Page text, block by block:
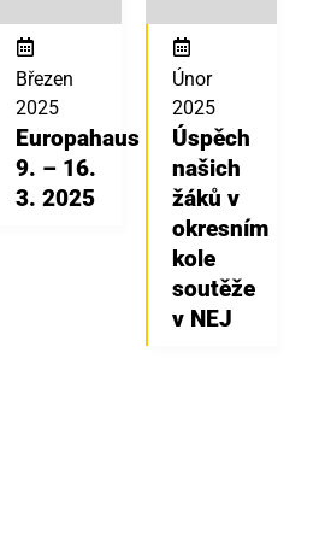
Březen
2025
Europahaus
9. – 16.
3. 2025
Únor
2025
Úspěch
našich
žáků v
okresním
kole
soutěže
v NEJ